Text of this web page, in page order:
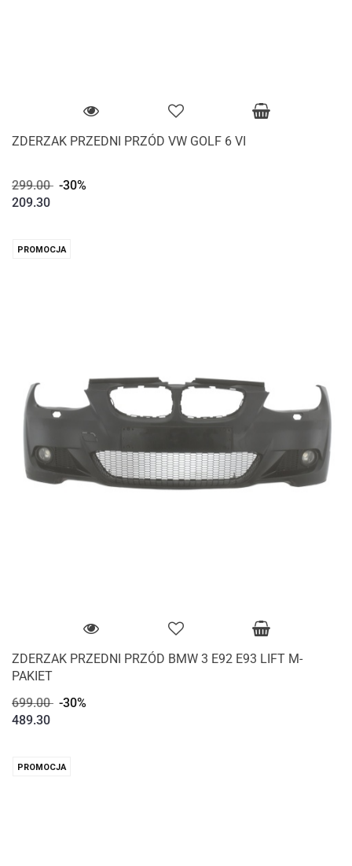
ZDERZAK PRZEDNI PRZÓD VW GOLF 6 VI
299.00 -30%
209.30
PROMOCJA
ZDERZAK PRZEDNI PRZÓD BMW 3 E92 E93 LIFT M-
PAKIET
699.00 -30%
489.30
PROMOCJA